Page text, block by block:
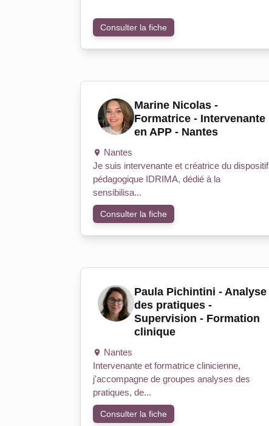
Consulter la fiche
Marine Nicolas -
Formatrice - Intervenante
en APP - Nantes
Nantes
Je suis intervenante et créatrice du dispositif
pédagogique IDRIMA, dédié à la
sensibilisa...
Consulter la fiche
Paula Pichintini - Analyse
des pratiques -
Supervision - Formation
clinique
Nantes
Intervenante et formatrice clinicienne,
j'accompagne de groupes analyses des
pratiques, de...
Consulter la fiche